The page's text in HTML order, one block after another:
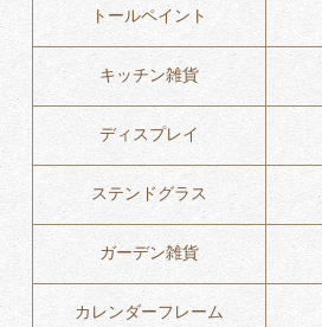
トールペイント
キッチン雑貨
ディスプレイ
ステンドグラス
ガーデン雑貨
カレンダーフレーム